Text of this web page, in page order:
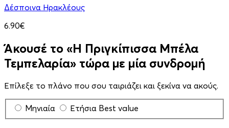
Δέσποινα Ηρακλέους
6.90€
Άκουσέ το «Η Πριγκίπισσα Μπέλα
Τεμπελαρία» τώρα με μία συνδρομή
Επίλεξε το πλάνο που σου ταιριάζει και ξεκίνα να ακούς.
Μηνιαία Ετήσια Best value